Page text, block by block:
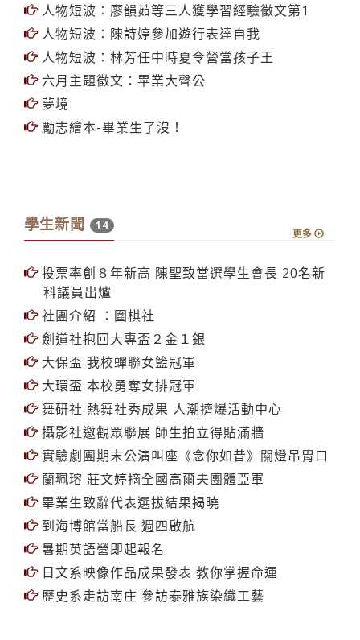
人物短波：廖韻茹等三人獲學習經驗徵文第1
人物短波：陳詩婷參加遊行表達自我
人物短波：林芳任中時夏令營當孩子王
六月主題徵文：畢業大聲公
夢境
勵志繪本-畢業生了沒！
學生新聞 14
更多
投票率創８年新高 陳聖致當選學生會長 20名新
科議員出爐
社團介紹 ：圍棋社
劍道社抱回大專盃２金１銀
大保盃 我校蟬聯女籃冠軍
大環盃 本校勇奪女排冠軍
舞研社 熱舞社秀成果 人潮擠爆活動中心
攝影社邀觀眾聯展 師生拍立得貼滿牆
實驗劇團期末公演叫座《念你如昔》關燈吊胃口
蘭珮瑢 莊文婷摘全國高爾夫團體亞軍
畢業生致辭代表選拔結果揭曉
到海博館當船長 週四啟航
暑期英語營即起報名
日文系映像作品成果發表 教你掌握命運
歷史系走訪南庄 參訪泰雅族染織工藝